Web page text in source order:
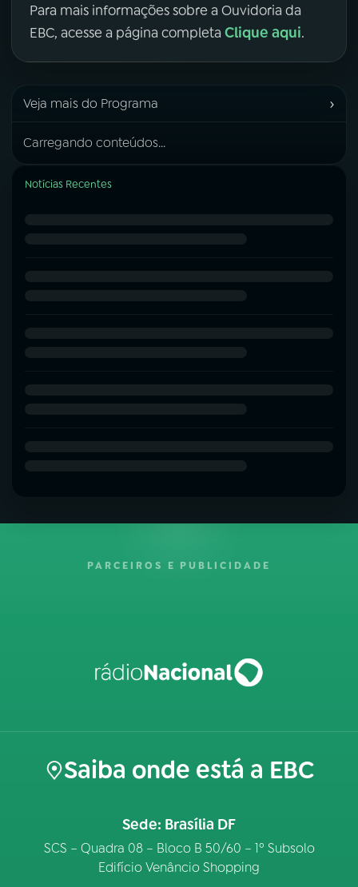
Para mais informações sobre a Ouvidoria da
EBC, acesse a página completa Clique aqui.
Veja mais do Programa ›
Carregando conteúdos...
Notícias Recentes
PARCEIROS E PUBLICIDADE
Saiba onde está a EBC
Sede: Brasília DF
SCS – Quadra 08 – Bloco B 50/60 – 1º Subsolo
Edifício Venâncio Shopping